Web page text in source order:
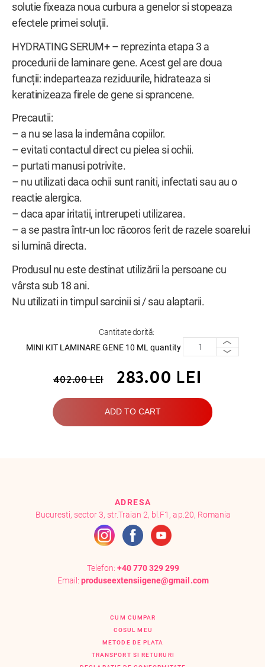
solutie fixeaza noua curbura a genelor si stopeaza
efectele primei soluții.
HYDRATING SERUM+ – reprezinta etapa 3 a
procedurii de laminare gene. Acest gel are doua
funcții: indeparteaza reziduurile, hidrateaza si
keratinizeaza firele de gene si sprancene.
Precautii:
– a nu se lasa la indemâna copiilor.
– evitati contactul direct cu pielea si ochii.
– purtati manusi potrivite.
– nu utilizati daca ochii sunt raniti, infectati sau au o
reactie alergica.
– daca apar iritatii, intrerupeti utilizarea.
– a se pastra într-un loc răcoros ferit de razele soarelui
si lumină directa.
Produsul nu este destinat utilizării la persoane cu
vârsta sub 18 ani.
Nu utilizati in timpul sarcinii si / sau alaptarii.
Cantitate dorită:
MINI KIT LAMINARE GENE 10 ML quantity
ADD TO CART
402.00LEI 283.00 LEI
ADRESA
Bucuresti, sector 3, str.Traian 2, bl.F1, ap.20, Romania
Telefon: +40 770 329 299
Email:produseextensiigene@gmail.com
CUM CUMPAR
COSUL MEU
METODE DE PLATA
TRANSPORT SI RETURURI